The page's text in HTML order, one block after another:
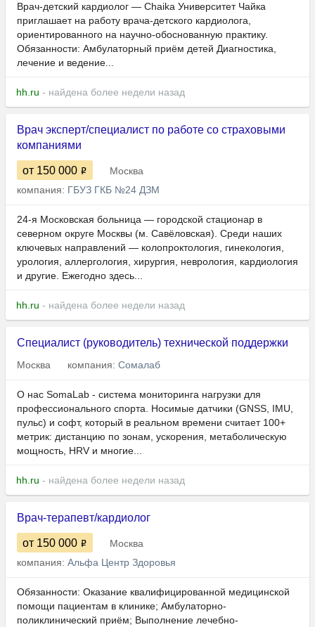
Врач-детский кардиолог — Chaika Университет Чайка
приглашает на работу врача-детского кардиолога,
ориентированного на научно-обоснованную практику.
Обязанности: Амбулаторный приём детей Диагностика,
лечение и ведение...
hh.ru - найдена более недели назад
Врач эксперт/специалист по работе со страховыми
компаниями
от 150 000
Москва
компания: ГБУЗ ГКБ №24 ДЗМ
24-я Московская больница — городской стационар в
северном округе Москвы (м. Савёловская). Среди наших
ключевых направлений — колопроктология, гинекология,
урология, аллергология, хирургия, неврология, кардиология
и другие. Ежегодно здесь...
hh.ru - найдена более недели назад
Специалист (руководитель) технической поддержки
Москва компания: Сомалаб
О нас SomaLab - система мониторинга нагрузки для
профессионального спорта. Носимые датчики (GNSS, IMU,
пульс) и софт, который в реальном времени считает 100+
метрик: дистанцию по зонам, ускорения, метаболическую
мощность, HRV и многие...
hh.ru - найдена более недели назад
Врач-терапевт/кардиолог
от 150 000
Москва
компания: Альфа Центр Здоровья
Обязанности: Оказание квалифицированной медицинской
помощи пациентам в клинике; Амбулаторно-
поликлинический приём; Выполнение лечебно-